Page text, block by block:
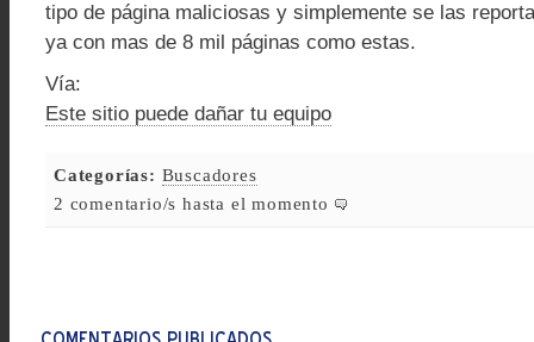
tipo de página maliciosas y simplemente se las
ya con mas de 8 mil páginas como estas.
Vía:
Este sitio puede dañar tu equipo
Categorías: Buscadores
2 comentario/s hasta el momento